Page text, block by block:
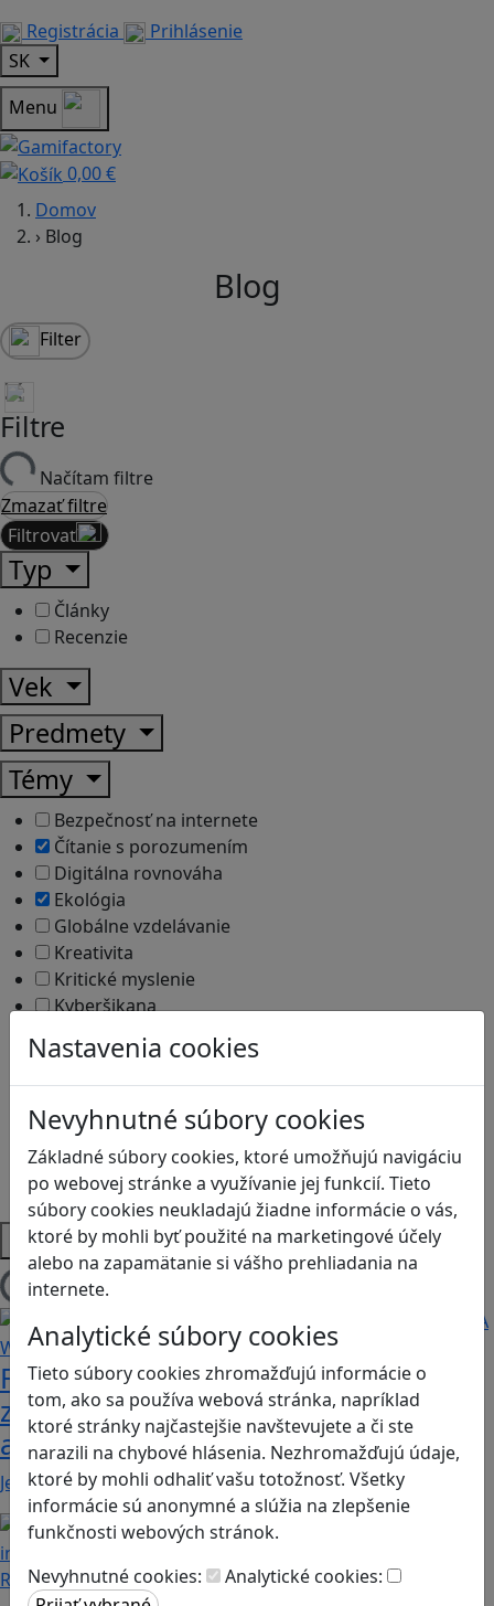
Registrácia
Prihlásenie
SK
Menu
0,00 €
Nastavenia cookies
Nevyhnutné súbory cookies
Základné súbory cookies, ktoré umožňujú navigáciu
po webovej stránke a využívanie jej funkcií. Tieto
súbory cookies neukladajú žiadne informácie o vás,
ktoré by mohli byť použité na marketingové účely
alebo na zapamätanie si vášho prehliadania na
internete.
Analytické súbory cookies
Tieto súbory cookies zhromažďujú informácie o
tom, ako sa používa webová stránka, napríklad
ktoré stránky najčastejšie navštevujete a či ste
narazili na chybové hlásenia. Nezhromažďujú údaje,
ktoré by mohli odhaliť vašu totožnosť. Všetky
informácie sú anonymné a slúžia na zlepšenie
funkčnosti webových stránok.
Nevyhnutné cookies:
Analytické cookies:
Domov
› Blog
Blog
Filter
Filtre
Načítam filtre
Zmazať filtre
Filtrovať
Typ
Články
Recenzie
Vek
Predmety
Témy
Bezpečnosť na internete
Čítanie s porozumením
Digitálna rovnováha
Ekológia
Globálne vzdelávanie
Kreativita
Kritické myslenie
Kyberšikana
Logické myslenie
Ľudské práva a tolerancia
Motorika a koncentrácia
Programovanie/Technika
Sociálne zručnosti a kooperácia
Strategické myslenie
Zdravie a pohyb
Platformy
Načítam blogy
Fotografujte zvieratká, aby ste
zachránili ostrov v Alba: A Wildlife
adventure
Jednoduchá hra, vhodná pre kohokoľvek z rodiny,…
Recenzie